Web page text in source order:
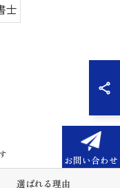
士
お問い合わせ
選ばれる理由